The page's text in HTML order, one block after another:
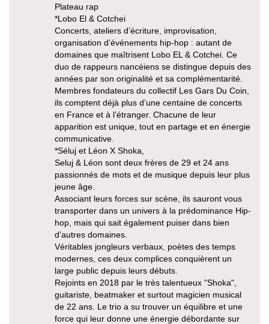
Plateau rap
*Lobo El & Cotchei
Concerts, ateliers d’écriture, improvisation,
organisation d’événements hip-hop : autant de
domaines que maîtrisent Lobo EL & Cotchei. Ce
duo de rappeurs nancéiens se distingue depuis des
années par son originalité et sa complémentarité.
Membres fondateurs du collectif Les Gars Du Coin,
ils comptent déjà plus d’une centaine de concerts
en France et à l’étranger. Chacune de leur
apparition est unique, tout en partage et en énergie
communicative.
*Séluj et Léon X Shoka,
Seluj & Léon sont deux frères de 29 et 24 ans
passionnés de mots et de musique depuis leur plus
jeune âge.
Associant leurs forces sur scène, ils sauront vous
transporter dans un univers à la prédominance Hip-
hop, mais qui sait également puiser dans bien
d’autres domaines.
Véritables jongleurs verbaux, poètes des temps
modernes, ces deux complices conquièrent un
large public depuis leurs débuts.
Rejoints en 2018 par le très talentueux "Shoka",
guitariste, beatmaker et surtout magicien musical
de 22 ans. Le trio a su trouver un équilibre et une
force qui leur donne une énergie débordante sur